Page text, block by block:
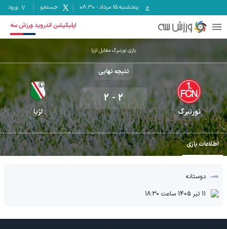
پنجشنبه ۱۵ مرداد -
08:30 جستجو ورود
اپلیکیشن اندروید ورزش سه
بازی نورنبرگ مقابل لژیا
نتیجه نهایی
نورنبرگ
2
-
2
لژیا
اطلاعات بازی
دوستانه
11 تیر 1405
ساعت 18:30